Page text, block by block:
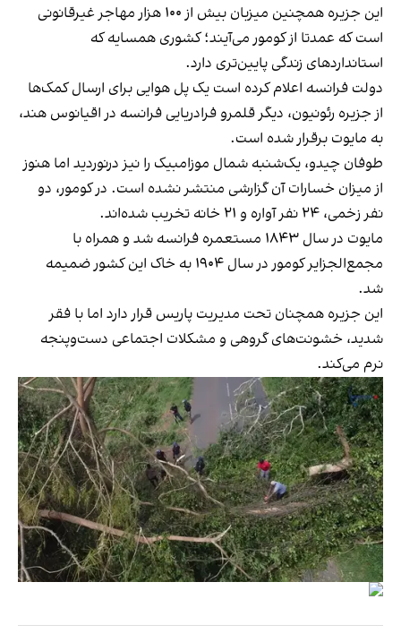
این جزیره همچنین میزبان بیش از ۱۰۰ هزار مهاجر غیرقانونی
است که عمدتا از کومور می‌آیند؛ کشوری همسایه که
استانداردهای زندگی پایین‌تری دارد.
دولت فرانسه اعلام کرده است یک پل هوایی برای ارسال کمک‌ها
از جزیره رئونیون، دیگر قلمرو فرادریایی فرانسه در اقیانوس هند،
به مایوت برقرار شده است.
طوفان چیدو، یک‌شنبه شمال موزامبیک را نیز درنوردید اما هنوز
از میزان خسارات آن گزارشی منتشر نشده است. در کومور، دو
نفر زخمی، ۲۴ نفر آواره و ۲۱ خانه تخریب شده‌اند.
مایوت در سال ۱۸۴۳ مستعمره فرانسه شد و همراه با
مجمع‌الجزایر کومور در سال ۱۹۰۴ به خاک این کشور ضمیمه
شد.
این جزیره همچنان تحت مدیریت پاریس قرار دارد اما با فقر
شدید، خشونت‌های گروهی و مشکلات اجتماعی دست‌وپنجه
نرم می‌کند.